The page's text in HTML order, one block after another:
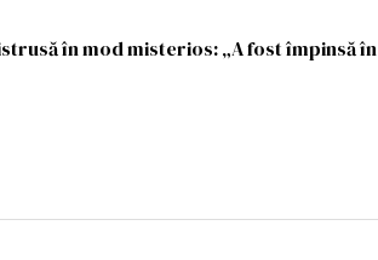
în mod misterios: „A fost împinsă